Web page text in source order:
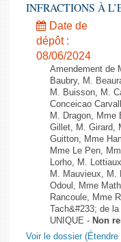
INFRACTIONS À
Date de
dépôt :
08/06/2024
Amendement de
Baubry, M.
M. Buisson, M.
Conceicao
M. Dragon,
Gillet, M. Girard,
Guitton, Mme
Mme Le Pen,
Lorho, M.
M. Mauvieux, M.
Odoul, Mme
Rancoule, Mme
Tach&#233; de
UNIQUE - Non
Voir le dossier